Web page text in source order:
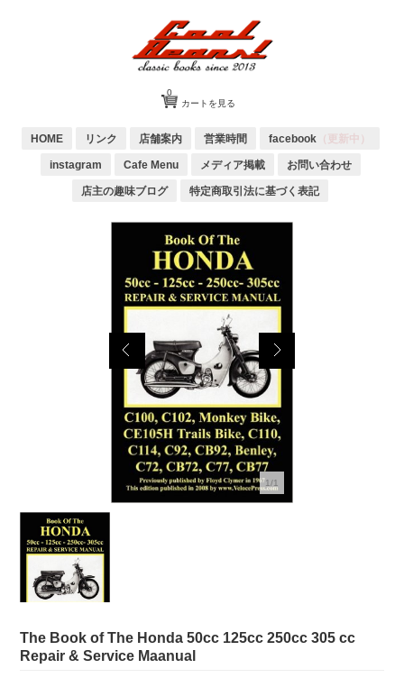
カートを見る
0
HOME リンク 店舗案内 営業時間 facebook（更新中）
instagram Cafe Menu メディア掲載 お問い合わせ
店主の趣味ブログ 特定商取引法に基づく表記
1/1
The Book of The Honda 50cc 125cc 250cc 305 cc
Repair & Service Maanual